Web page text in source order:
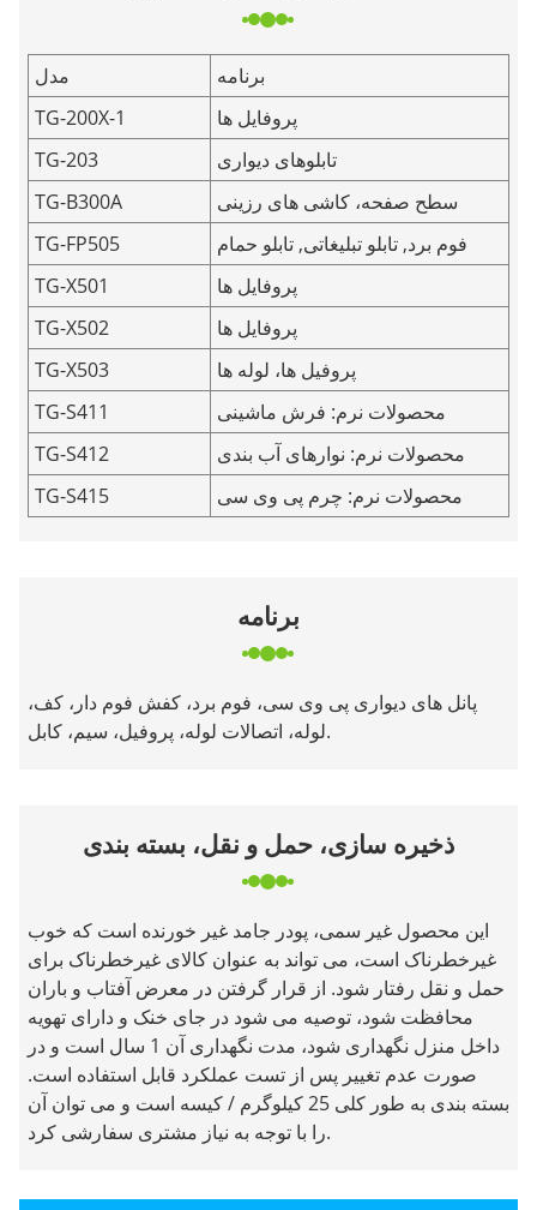
مدل
برنامه
TG-200X-1
پروفایل ها
TG-203
تابلوهای دیواری
TG-B300A
سطح صفحه، کاشی های رزینی
TG-FP505
فوم برد, تابلو تبلیغاتی, تابلو حمام
TG-X501
پروفایل ها
TG-X502
پروفایل ها
TG-X503
پروفیل ها، لوله ها
TG-S411
محصولات نرم: فرش ماشینی
TG-S412
محصولات نرم: نوارهای آب بندی
TG-S415
محصولات نرم: چرم پی وی سی
برنامه
پانل های دیواری پی وی سی، فوم برد، کفش فوم دار، کف،
لوله، اتصالات لوله، پروفیل، سیم، کابل.
ذخیره سازی، حمل و نقل، بسته بندی
این محصول غیر سمی، پودر جامد غیر خورنده است که خوب
غیرخطرناک است، می تواند به عنوان کالای غیرخطرناک برای
حمل و نقل رفتار شود. از قرار گرفتن در معرض آفتاب و باران
محافظت شود، توصیه می شود در جای خنک و دارای تهویه
داخل منزل نگهداری شود، مدت نگهداری آن 1 سال است و در
صورت عدم تغییر پس از تست عملکرد قابل استفاده است.
بسته بندی به طور کلی 25 کیلوگرم / کیسه است و می توان آن
را با توجه به نیاز مشتری سفارشی کرد.